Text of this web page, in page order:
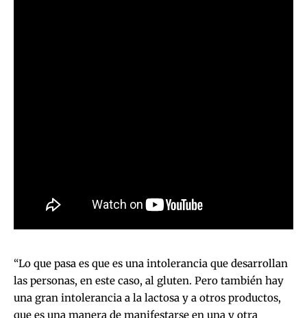
“Lo que pasa es que es una intolerancia que desarrollan
las personas, en este caso, al gluten. Pero también hay
una gran intolerancia a la lactosa y a otros productos,
que es una manera de manifestarse en una y otra